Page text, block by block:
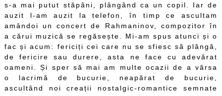
s-a mai putut stăpâni, plângând ca un copil. Iar de
auzit l-am auzit la telefon, în timp ce ascultam
amândoi un concert de Rahmaninov, compozitor în
a cărui muzică se regăsește. Mi-am spus atunci și o
fac și acum: fericiți cei care nu se sfiesc să plângă,
de fericire sau durere, asta ne face cu adevărat
oameni. Și sper să mai am multe ocazii de a vărsa
o lacrimă de bucurie, neapărat de bucurie,
ascultând noi creații nostalgic-romantice semnate